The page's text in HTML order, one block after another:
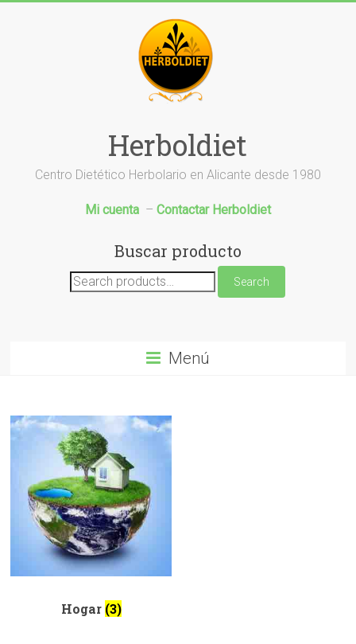
Herboldiet
Centro Dietético Herbolario en Alicante desde 1980
Mi cuenta – Contactar Herboldiet
Buscar producto
Search
for:
Search
Menú
Hogar (3)